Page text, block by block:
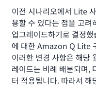
이전 시나리오에서 Lite
용할 수 있다는 점을 고
업그레이드하기로 결정
에 대한 Amazon Q Lite
이러한 변경 사항은 해당
레이드는 비례 배분되며,
터 적용됩니다. 따라서